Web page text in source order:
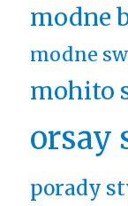
modne
modne
mohito
orsay
porady